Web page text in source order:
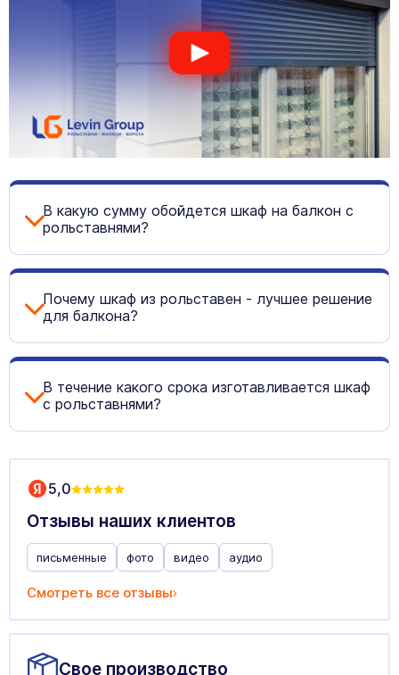
В какую сумму обойдется шкаф на балкон с
рольставнями?
Почему шкаф из рольставен - лучшее решение
для балкона?
В течение какого срока изготавливается шкаф
с рольставнями?
5,0
Отзывы наших клиентов
письменные фото видео аудио
Смотреть все отзывы
Свое производство